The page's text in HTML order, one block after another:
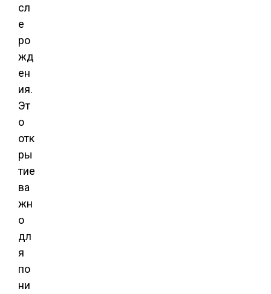
сл
е
ро
жд
ен
ия.
Эт
о
отк
ры
тие
ва
жн
о
дл
я
по
ни